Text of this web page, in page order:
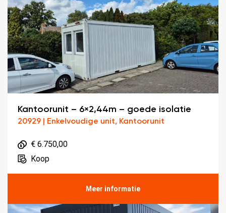
Kantoorunit – 6×2,44m – goede isolatie
20929 | Enkelvoudige unit, Kantoorunit
€ 6.750,00
Koop
Meer informatie